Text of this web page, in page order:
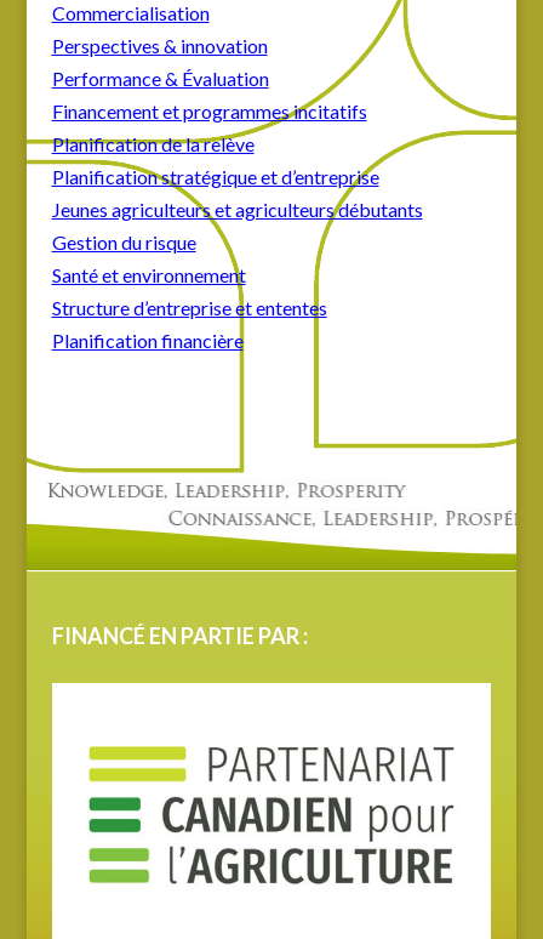
Commercialisation
Perspectives & innovation
Performance & Évaluation
Financement et programmes incitatifs
Planification de la relève
Planification stratégique et d’entreprise
Jeunes agriculteurs et agriculteurs débutants
Gestion du risque
Santé et environnement
Structure d’entreprise et ententes
Planification financière
FINANCÉ EN PARTIE PAR :